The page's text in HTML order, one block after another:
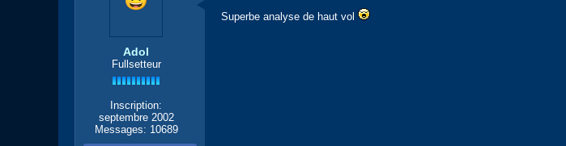
Adol
Fullsetteur
Inscription:
septembre 2002
Messages: 10689
Superbe analyse de haut vol